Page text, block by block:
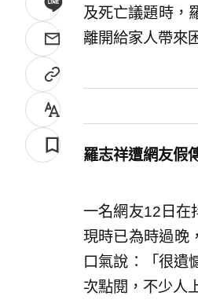
及死亡議題時，
離開給家人帶來
羅志祥遭網友假
一名網友12日在
現時已為時過晚
口氣說：「很遺
次點閱，不少人